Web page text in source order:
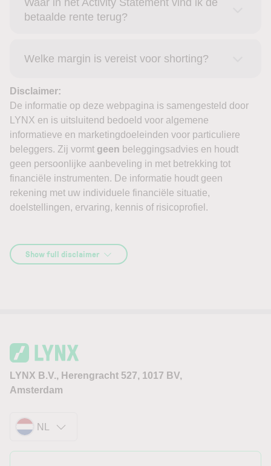
Waar in het Activity Statement vind ik de
betaalde rente terug?
Welke margin is vereist voor shorting?
Disclaimer:
De informatie op deze webpagina is samengesteld door
LYNX en is uitsluitend bedoeld voor algemene
informatieve en marketingdoeleinden voor particuliere
beleggers. Zij vormt geen beleggingsadvies en houdt
geen persoonlijke aanbeveling in met betrekking tot
financiële instrumenten. De informatie houdt geen
rekening met uw individuele financiële situatie,
doelstellingen, ervaring, kennis of risicoprofiel.
Show full disclaimer
LYNX B.V., Herengracht 527, 1017 BV,
Amsterdam
NL